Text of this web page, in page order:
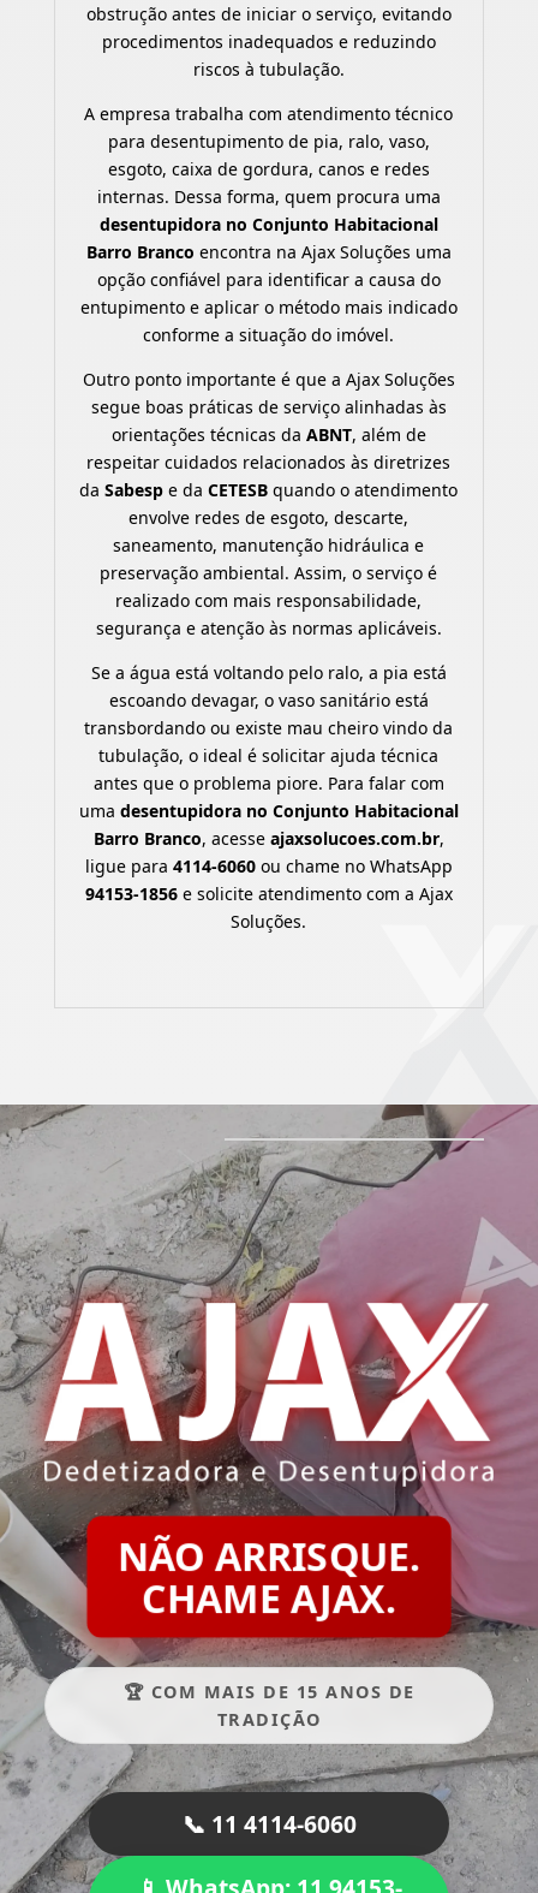
obstrução antes de iniciar o serviço, evitando
procedimentos inadequados e reduzindo
riscos à tubulação.
A empresa trabalha com atendimento técnico
para desentupimento de pia, ralo, vaso,
esgoto, caixa de gordura, canos e redes
internas. Dessa forma, quem procura uma
desentupidora no Conjunto Habitacional
Barro Branco encontra na Ajax Soluções uma
opção confiável para identificar a causa do
entupimento e aplicar o método mais indicado
conforme a situação do imóvel.
Outro ponto importante é que a Ajax Soluções
segue boas práticas de serviço alinhadas às
orientações técnicas da ABNT, além de
respeitar cuidados relacionados às diretrizes
daSabesp e daCETESB quando o atendimento
envolve redes de esgoto, descarte,
saneamento, manutenção hidráulica e
preservação ambiental. Assim, o serviço é
realizado com mais responsabilidade,
segurança e atenção às normas aplicáveis.
Se a água está voltando pelo ralo, a pia está
escoando devagar, o vaso sanitário está
transbordando ou existe mau cheiro vindo da
tubulação, o ideal é solicitar ajuda técnica
antes que o problema piore. Para falar com
uma desentupidora no Conjunto Habitacional
Barro Branco, acesse ajaxsolucoes.com.br,
ligue para 4114-6060ou chame no WhatsApp
94153-1856e solicite atendimento com a Ajax
Soluções.
NÃO ARRISQUE.
CHAME AJAX.
🏆 COM MAIS DE 15 ANOS DE
TRADIÇÃO
📞 11 4114-6060